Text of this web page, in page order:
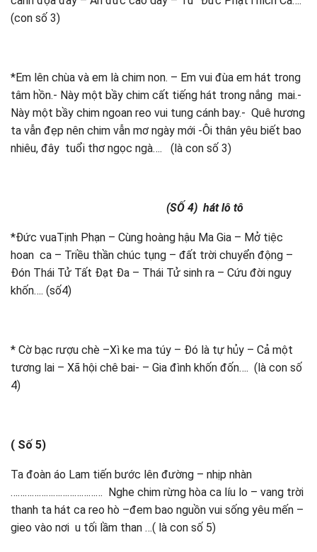
(con số 3)
*Em lên chùa và em là chim non. – Em vui đùa em hát trong
tâm hồn.- Này một bầy chim cất tiếng hát trong nắng mai.-
Này một bầy chim ngoan reo vui tung cánh bay.- Quê hương
ta vẫn đẹp nên chim vẫn mơ ngày mới -Ôi thân yêu biết bao
nhiêu, đây tuổi thơ ngọc ngà…. (là con số 3)
(SỐ 4) hát lô tô
*Đức vuaTịnh Phạn – Cùng hoàng hậu Ma Gia – Mở tiệc
hoan ca – Triều thần chúc tụng – đất trời chuyển động –
Đón Thái Tử Tất Đạt Đa – Thái Tử sinh ra – Cứu đời nguy
khốn…. (số4)
* Cờ bạc rượu chè –Xì ke ma túy – Đó là tự hủy – Cả một
tương lai – Xã hội chê bai- – Gia đình khốn đốn…. (là con số
4)
( Số 5)
Ta đoàn áo Lam tiến bước lên đường – nhịp nhàn
………………………………… Nghe chim rừng hòa ca líu lo – vang trời
thanh ta hát ca reo hò –đem bao nguồn vui sống yêu mến –
gieo vào nơi u tối lầm than …( là con số 5)